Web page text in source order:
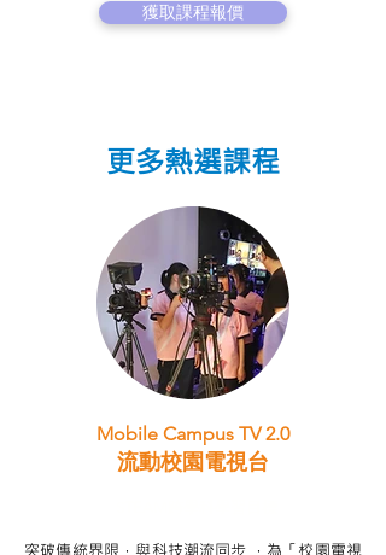
獲取課程報價
更多熱選課程
Mobile Campus TV 2.0
流動校園電視台
突破傳統界限，與科技潮流同步 ，為「校園電視